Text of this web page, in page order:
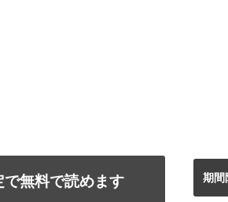
無料で読めます 期間